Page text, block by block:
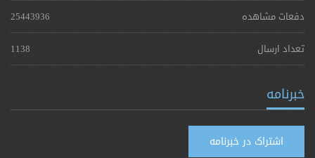
دفعات مشاهده
25443936
تعداد ارسال
1138
خبرنامه
اشتراک در خبرنامه